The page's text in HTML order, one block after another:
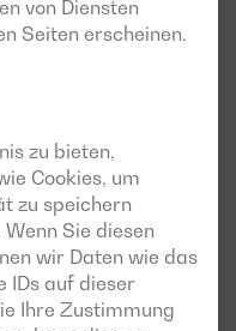
von Diensten
Seiten erscheinen.
zu bieten,
Cookies, um
zu speichern
Sie diesen
wir Daten wie das
IDs auf dieser
Ihre Zustimmung
erhalten.